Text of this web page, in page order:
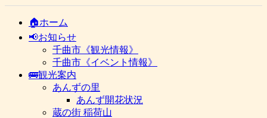
🏠ホーム
📢お知らせ
千曲市《観光情報》
千曲市《イベント情報》
🚌観光案内
あんずの里
あんず開花状況
蔵の街 稲荷山